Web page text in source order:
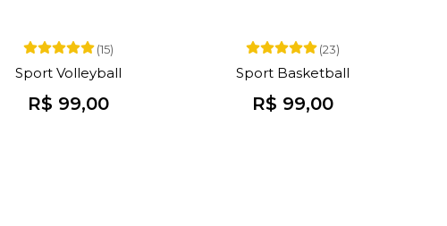
(15)
Sport Volleyball
R$ 99,00
(23)
Sport Basketball
R$ 99,00